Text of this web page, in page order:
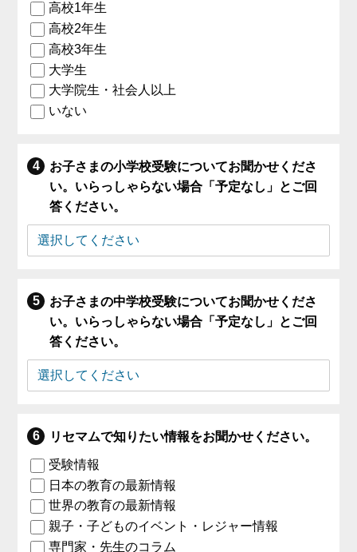
高校1年生
高校2年生
高校3年生
大学生
大学院生・社会人以上
いない
お子さまの小学校受験についてお聞かせくださ
い。いらっしゃらない場合「予定なし」とご回
答ください。
お子さまの中学校受験についてお聞かせくださ
い。いらっしゃらない場合「予定なし」とご回
答ください。
リセマムで知りたい情報をお聞かせください。
受験情報
日本の教育の最新情報
世界の教育の最新情報
親子・子どものイベント・レジャー情報
専門家・先生のコラム